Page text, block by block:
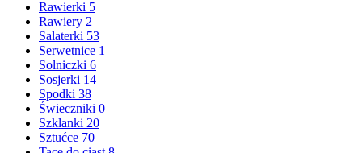
Rawierki 5
Rawiery 2
Salaterki 53
Serwetnice 1
Solniczki 6
Sosjerki 14
Spodki 38
Świeczniki 0
Szklanki 20
Sztućce 70